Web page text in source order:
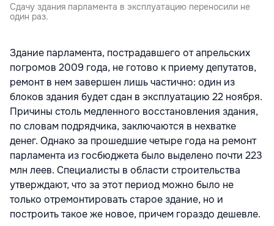
Сдачу здания парламента в эксплуатацию переносили не
один раз.
Здание парламента, пострадавшего от апрельских
погромов 2009 года, не готово к приему депутатов,
ремонт в нем завершен лишь частично: один из
блоков здания будет сдан в эксплуатацию 22 ноября.
Причины столь медленного восстановления здания,
по словам подрядчика, заключаются в нехватке
денег. Однако за прошедшие четыре года на ремонт
парламента из госбюджета было выделено почти 223
млн леев. Специалисты в области строительства
утверждают, что за этот период можно было не
только отремонтировать старое здание, но и
построить такое же новое, причем гораздо дешевле.